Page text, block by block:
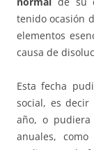
tenido ocasión
elementos
causa de
Esta fecha
social, es
año, o
anuales,